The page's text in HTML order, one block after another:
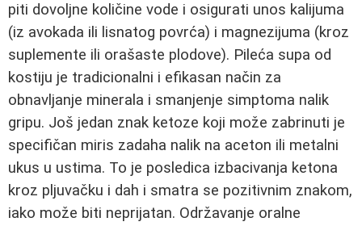
piti dovoljne količine vode i osigurati unos kalijuma
(iz avokada ili lisnatog povrća) i magnezijuma (kroz
suplemente ili orašaste plodove). Pileća supa od
kostiju je tradicionalni i efikasan način za
obnavljanje minerala i smanjenje simptoma nalik
gripu. Još jedan znak ketoze koji može zabrinuti je
specifičan miris zadaha nalik na aceton ili metalni
ukus u ustima. To je posledica izbacivanja ketona
kroz pljuvačku i dah i smatra se pozitivnim znakom,
iako može biti neprijatan. Održavanje oralne